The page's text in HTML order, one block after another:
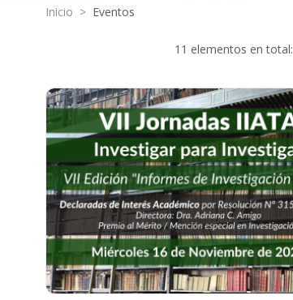
Inicio > Eventos
11 elementos en total: